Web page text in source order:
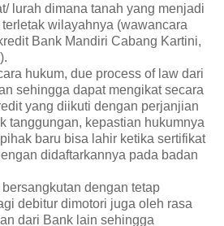
lurah dimana tanah yang menjadi
wilayahnya (wawancara
Bank Mandiri Cabang Kartini,
hukum, due process of law dari
sehingga dapat mengikat secara
yang diikuti dengan perjanjian
tanggungan, kepastian hukumnya
baru bisa lahir ketika sertifikat
didaftarkannya pada badan
dengan tetap
debitur dimotori juga oleh rasa
dari Bank lain sehingga